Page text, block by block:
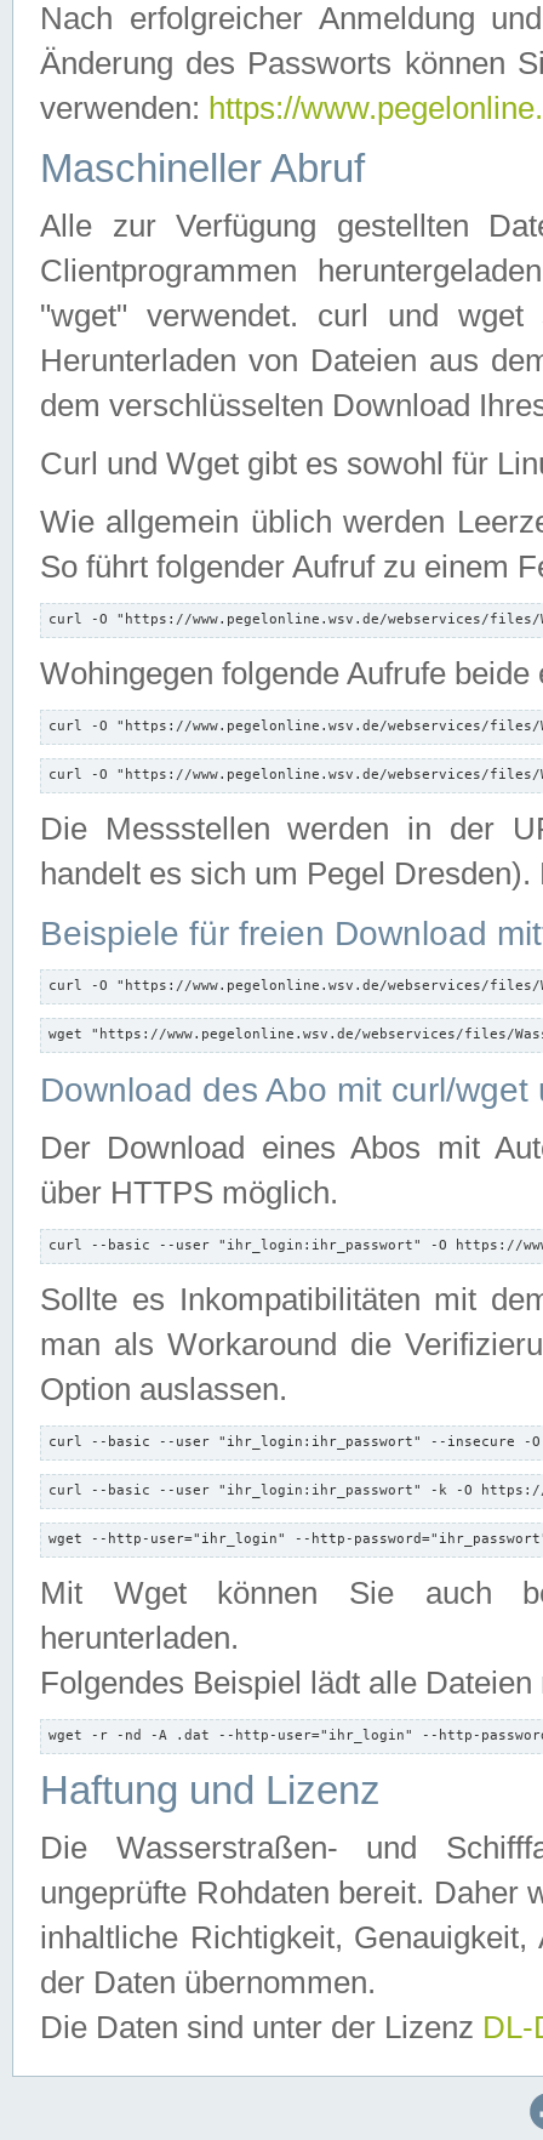
Nach erfolgreicher Anmeldung
Änderung des Passworts können
verwenden: https://
Maschineller Abruf
Alle zur Verfügung gestellten
Clientprogrammen
"wget" verwendet. curl und wget
Herunterladen von Dateien aus
dem verschlüsselten Download
Curl und Wget gibt es sowohl für
Wie allgemein üblich werden
So führt folgender Aufruf zu einem
curl -O "https://www.pegelonline.wsv.de/webservices/files/
Wohingegen folgende Aufrufe beide
curl -O "https://www.pegelonline.wsv.de/webservices/files/
curl -O "https://www.pegelonline.wsv.de/webservices/files/
Die Messstellen werden in der
handelt es sich um Pegel
Beispiele für freien Download
curl -O "https://www.pegelonline.wsv.de/webservices/files/
wget "https://www.pegelonline.wsv.de/webservices/files/
Download des Abo mit curl/
Der Download eines Abos mit
über HTTPS möglich.
curl --basic --user "ihr_login:ihr_passwort" -O https://
Sollte es Inkompatibilitäten mit
man als Workaround die
Option auslassen.
curl --basic --user "ihr_login:ihr_passwort" --insecure -
curl --basic --user "ihr_login:ihr_passwort" -k -O https://
wget --http-user="ihr_login" --http-
Mit Wget können Sie auch
herunterladen.
Folgendes Beispiel lädt alle
wget -r -nd -A .dat --http-user="ihr_login" --http-
Haftung und Lizenz
Die Wasserstraßen- und
ungeprüfte Rohdaten bereit. Daher
inhaltliche Richtigkeit,
der Daten übernommen.
Die Daten sind unter der Lizenz